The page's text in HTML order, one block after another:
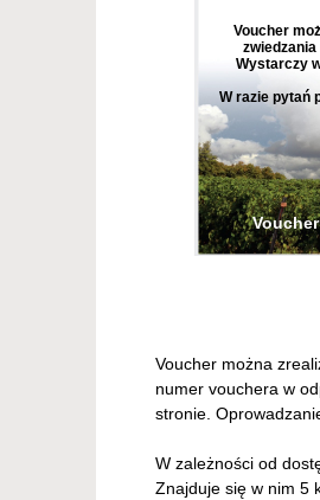
Voucher
Wystarczy
W razie pytań
Voucher można
numer vouchera w
stronie.
W zależności od
Znajduje się w nim 5